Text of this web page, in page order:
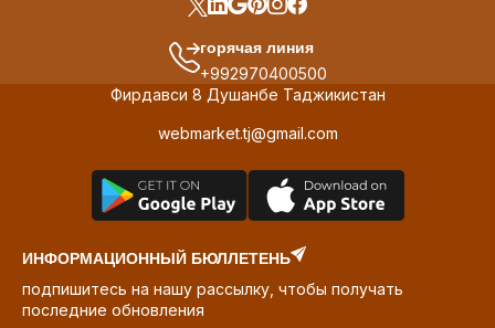
горячая линия
+992970400500
Фирдавси 8 Душанбе Таджикистан
webmarket.tj@gmail.com
ИНФОРМАЦИОННЫЙ БЮЛЛЕТЕНЬ
подпишитесь на нашу рассылку, чтобы получать
последние обновления